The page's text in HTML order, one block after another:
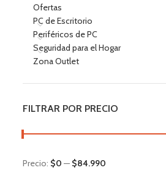
Ofertas
PC de Escritorio
Periféricos de PC
Seguridad para el Hogar
Zona Outlet
FILTRAR POR PRECIO
Precio: $0 — $84.990